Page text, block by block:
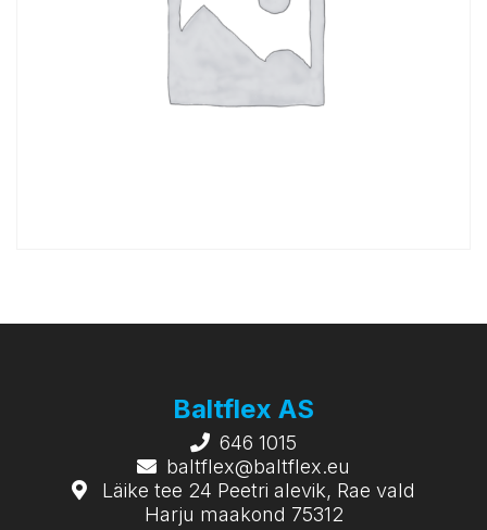
Baltflex AS
646 1015
baltflex@baltflex.eu
Läike tee 24 Peetri alevik, Rae vald
Harju maakond 75312